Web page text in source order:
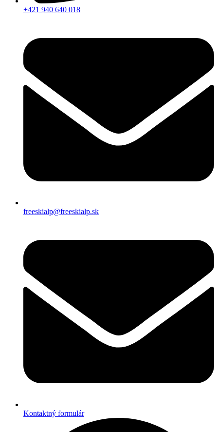
+421 940 640 018
freeskialp@freeskialp.sk
Kontaktný formulár